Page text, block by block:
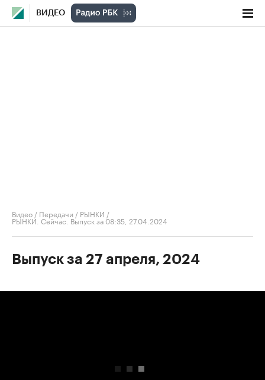
ВИДЕО
Видео / Передачи / РЫНКИ /
РЫНКИ. Сейчас. Выпуск за 08:35, 27.04.2024
Выпуск за 27 апреля, 2024